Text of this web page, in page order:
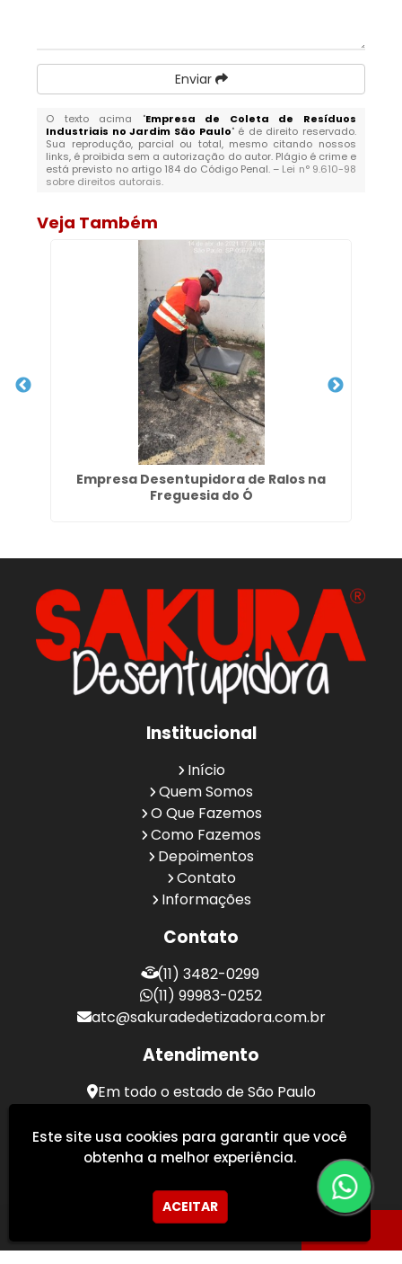
Enviar
O texto acima "Empresa de Coleta de Resíduos
Industriais no Jardim São Paulo" é de direito reservado.
Sua reprodução, parcial ou total, mesmo citando nossos
links, é proibida sem a autorização do autor. Plágio é crime e
está previsto no artigo 184 do Código Penal. – Lei n° 9.610-98
sobre direitos autorais.
Veja Também
Empresa Desentupidora de Ralos na
Freguesia do Ó
Institucional
Início
Quem Somos
O Que Fazemos
Como Fazemos
Depoimentos
Contato
Informações
Contato
(11) 3482-0299
(11) 99983-0252
atc@sakuradedetizadora.com.br
Atendimento
Em todo o estado de São Paulo
Este site usa cookies para garantir que você
obtenha a melhor experiência.
ACEITAR